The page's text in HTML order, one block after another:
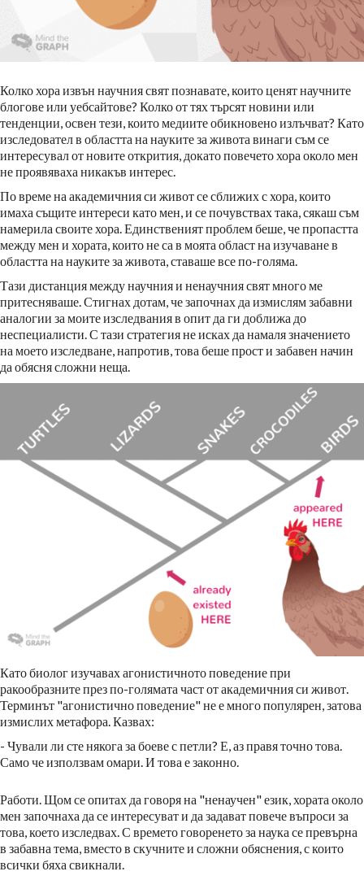
Колко хора извън научния свят познавате, които ценят научните
блогове или уебсайтове? Колко от тях търсят новини или
тенденции, освен тези, които медиите обикновено излъчват? Като
изследовател в областта на науките за живота винаги съм се
интересувал от новите открития, докато повечето хора около мен
не проявяваха никакъв интерес.
По време на академичния си живот се сближих с хора, които
имаха същите интереси като мен, и се почувствах така, сякаш съм
намерила своите хора. Единственият проблем беше, че пропастта
между мен и хората, които не са в моята област на изучаване в
областта на науките за живота, ставаше все по-голяма.
Тази дистанция между научния и ненаучния свят много ме
притесняваше. Стигнах дотам, че започнах да измислям забавни
аналогии за моите изследвания в опит да ги доближа до
неспециалисти. С тази стратегия не исках да намаля значението
на моето изследване, напротив, това беше прост и забавен начин
да обясня сложни неща.
Като биолог изучавах агонистичното поведение при
ракообразните през по-голямата част от академичния си живот.
Терминът "агонистично поведение" не е много популярен, затова
измислих метафора. Казвах:
- Чували ли сте някога за боеве с петли? Е, аз правя точно това.
Само че използвам омари. И това е законно.
Работи. Щом се опитах да говоря на "ненаучен" език, хората около
мен започнаха да се интересуват и да задават повече въпроси за
това, което изследвах. С времето говоренето за наука се превърна
в забавна тема, вместо в скучните и сложни обяснения, с които
всички бяха свикнали.